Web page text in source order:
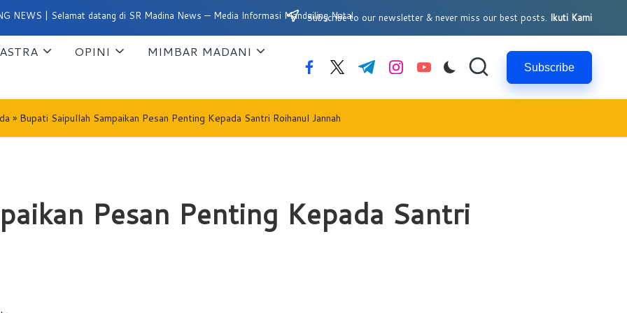
| Selamat datang di SR Madina News — Media Informasi Mandailing NatalSubscribe to our newsletter & never miss our best posts. Ikuti Kami
OPINI
MIMBAR MADANI
facebook.com
twitter.com
t.me instagram.com
youtube.com Subscribe
» Bupati Saipullah Sampaikan Pesan Penting Kepada Santri Roihanul Jannah
Pesan Penting Kepada Santri